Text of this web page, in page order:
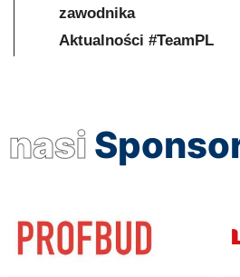
zawodnika
Aktualności #TeamPL
nasi